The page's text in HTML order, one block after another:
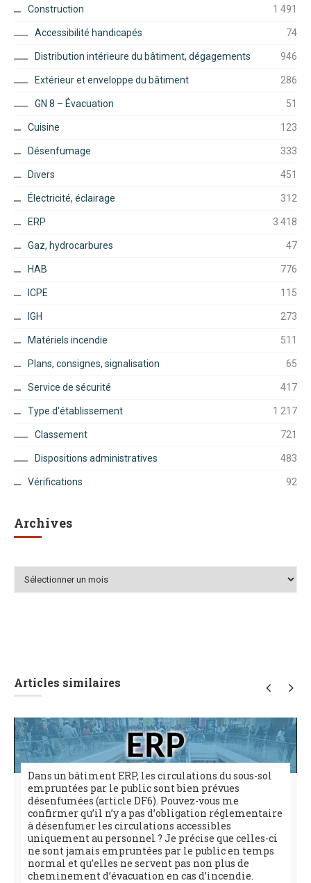
Construction 1 491
Accessibilité handicapés 74
Distribution intérieure du bâtiment, dégagements 946
Extérieur et enveloppe du bâtiment 286
GN 8 – Évacuation 51
Cuisine 123
Désenfumage 333
Divers 451
Électricité, éclairage 312
ERP 3 418
Gaz, hydrocarbures 47
HAB 776
ICPE 115
IGH 273
Matériels incendie 511
Plans, consignes, signalisation 65
Service de sécurité 417
Type d'établissement 1 217
Classement 721
Dispositions administratives 483
Vérifications 92
Archives
Archives
Articles similaires
Dans un bâtiment ERP, les circulations du sous-sol
empruntées par le public sont bien prévues
désenfumées (article DF6). Pouvez-vous me
confirmer qu’il n’y a pas d’obligation réglementaire
à désenfumer les circulations accessibles
uniquement au personnel ? Je précise que celles-ci
ne sont jamais empruntées par le public en temps
normal et qu’elles ne servent pas non plus de
cheminement d’évacuation en cas d’incendie.